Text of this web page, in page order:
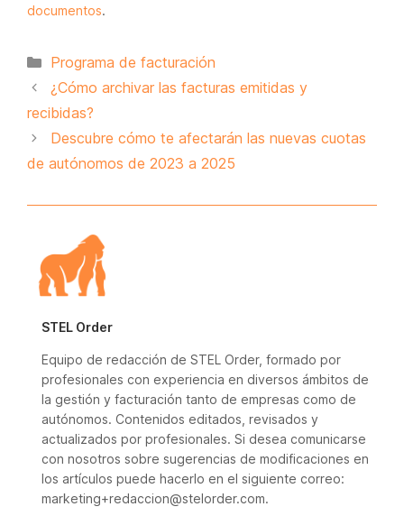
documentos.
Categorías
Programa de facturación
¿Cómo archivar las facturas emitidas y
recibidas?
Descubre cómo te afectarán las nuevas cuotas
de autónomos de 2023 a 2025
STEL Order
Equipo de redacción de STEL Order, formado por
profesionales con experiencia en diversos ámbitos de
la gestión y facturación tanto de empresas como de
autónomos. Contenidos editados, revisados y
actualizados por profesionales. Si desea comunicarse
con nosotros sobre sugerencias de modificaciones en
los artículos puede hacerlo en el siguiente correo:
marketing+redaccion@stelorder.com.